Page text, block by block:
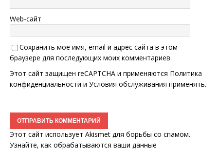
Web-сайт
Сохранить моё имя, email и адрес сайта в этом
браузере для последующих моих комментариев.
Этот сайт защищен reCAPTCHA и применяются Политика
конфиденциальности и Условия обслуживания применять.
Этот сайт использует Akismet для борьбы со спамом.
Узнайте, как обрабатываются ваши данные